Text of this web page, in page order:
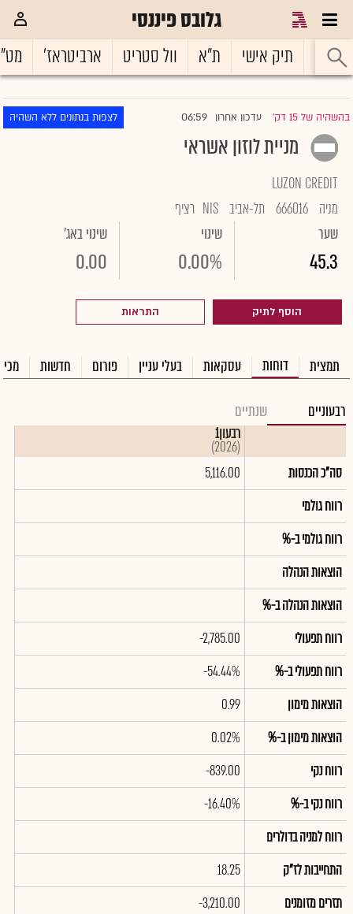
גלובס פיננסי
ראשי תיק אישי ת"א וול סטריט ארביטראז'
בהשהיה של 15 דק' |עדכון אחרון 06:59 לצפות בנתונים ללא השהיה
מניית לוזון אשראי
LUZON CREDIT
מניה 666016 תל-אביב NIS רציף
שער
45.3
שינוי
0.00%
שינוי באג'
0.00
הוסף לתיק התראות
תמצית דוחות עסקאות בעלי עניין פורום חדשות
רבעוניים שנתיים
רבעון1
(2026)
סה"כ הכנסות
5,116.00
רווח גולמי
רווח גולמי ב-%
הוצאות הנהלה
הוצאות הנהלה ב-%
רווח תפעולי
-2,785.00
רווח תפעולי ב-%
-54.44%
הוצאות מימון
0.99
הוצאות מימון ב-%
0.02%
רווח נקי
-839.00
רווח נקי ב-%
-16.40%
רווח למניה בדולרים
התחייבות לז"ק
18.25
תזרים מזומנים
-3,210.00